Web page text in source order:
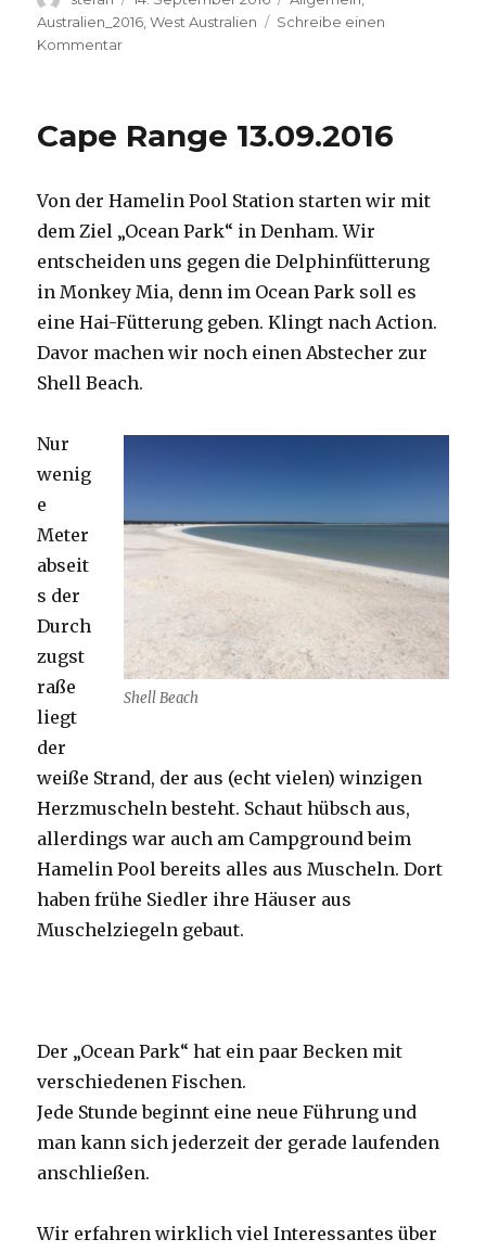
am
Australien_2016 ,West Australien
Schreibe einen
Kommentarzu
Cape Range 13.09.2016
Von der Hamelin Pool Station starten wir mit
dem Ziel „Ocean Park“ in Denham. Wir
entscheiden uns gegen die Delphinfütterung
in Monkey Mia, denn im Ocean Park soll es
eine Hai-Fütterung geben. Klingt nach Action.
Davor machen wir noch einen Abstecher zur
Shell Beach.
Shell Beach
Nur
wenig
e
Meter
abseit
s der
Durch
zugst
raße
liegt
der
weiße Strand, der aus (echt vielen) winzigen
Herzmuscheln besteht. Schaut hübsch aus,
allerdings war auch am Campground beim
Hamelin Pool bereits alles aus Muscheln. Dort
haben frühe Siedler ihre Häuser aus
Muschelziegeln gebaut.
Der „Ocean Park“ hat ein paar Becken mit
verschiedenen Fischen.
Jede Stunde beginnt eine neue Führung und
man kann sich jederzeit der gerade laufenden
anschließen.
Wir erfahren wirklich viel Interessantes über